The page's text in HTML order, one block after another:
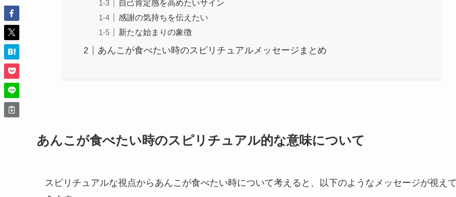
自己肯定感を高めたいサイン
感謝の気持ちを伝えたい
新たな始まりの象徴
あんこが食べたい時のスピリチュアルメッセージまとめ
あんこが食べたい時のスピリチュアル的な意味について
スピリチュアルな視点からあんこが食べたい時について考えると、以下のようなメッセージが視え